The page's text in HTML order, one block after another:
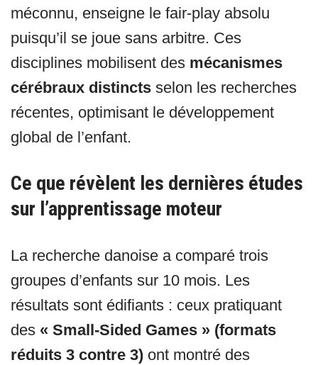
méconnu, enseigne le fair-play absolu
puisqu’il se joue sans arbitre. Ces
disciplines mobilisent des mécanismes
cérébraux distincts selon les recherches
récentes, optimisant le développement
global de l’enfant.
Ce que révèlent les dernières études
sur l’apprentissage moteur
La recherche danoise a comparé trois
groupes d’enfants sur 10 mois. Les
résultats sont édifiants : ceux pratiquant
des « Small-Sided Games » (formats
réduits 3 contre 3) ont montré des